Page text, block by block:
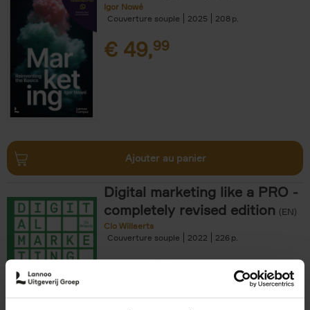
Igor Nowé
Couverture souple
2025 208
€ 49,99
Ajouter au panier
Digital marketing like a PRO -
completely revised edition (EN)
Clo Willaerts
Couverture souple
2022 226
€35,50